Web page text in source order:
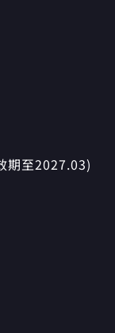
期至2027.03)